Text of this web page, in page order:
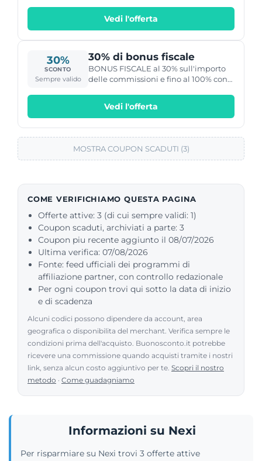
Vedi l'offerta
30%
SCONTO
Sempre valido
30% di bonus fiscale
BONUS FISCALE al 30% sull'importo
delle commissioni e fino al 100% con
Vedi l'offerta
MOSTRA COUPON SCADUTI (3)
COME VERIFICHIAMO QUESTA PAGINA
Offerte attive: 3 (di cui sempre validi: 1)
Coupon scaduti, archiviati a parte: 3
Coupon piu recente aggiunto il 08/07/2026
Ultima verifica: 07/08/2026
Fonte: feed ufficiali dei programmi di
affiliazione partner, con controllo redazionale
Per ogni coupon trovi qui sotto la data di inizio
e di scadenza
Alcuni codici possono dipendere da account, area
geografica o disponibilita del merchant. Verifica sempre le
condizioni prima dell'acquisto. Buonosconto.it potrebbe
ricevere una commissione quando acquisti tramite i nostri
link, senza alcun costo aggiuntivo per te. Scopri il nostro
metodo · Come guadagniamo
Informazioni su Nexi
Per risparmiare su Nexi trovi 3 offerte attive